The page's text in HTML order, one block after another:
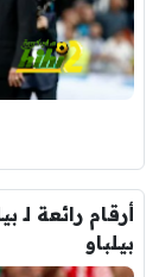
أرقام رائعة لـ
بيلباو